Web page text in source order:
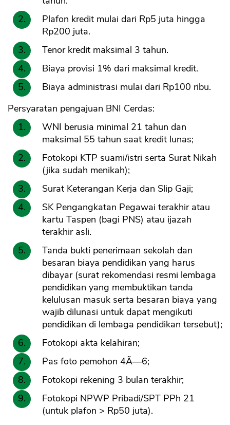
Plafon kredit mulai dari Rp5 juta hingga
Rp200 juta.
Tenor kredit maksimal 3 tahun.
Biaya provisi 1% dari maksimal kredit.
Biaya administrasi mulai dari Rp100 ribu.
Persyaratan pengajuan BNI Cerdas:
WNI berusia minimal 21 tahun dan
maksimal 55 tahun saat kredit lunas;
Fotokopi KTP suami/istri serta Surat Nikah
(jika sudah menikah);
Surat Keterangan Kerja dan Slip Gaji;
SK Pengangkatan Pegawai terakhir atau
kartu Taspen (bagi PNS) atau ijazah
terakhir asli.
Tanda bukti penerimaan sekolah dan
besaran biaya pendidikan yang harus
dibayar (surat rekomendasi resmi lembaga
pendidikan yang membuktikan tanda
kelulusan masuk serta besaran biaya yang
wajib dilunasi untuk dapat mengikuti
pendidikan di lembaga pendidikan tersebut);
Fotokopi akta kelahiran;
Pas foto pemohon 4Ã—6;
Fotokopi rekening 3 bulan terakhir;
Fotokopi NPWP Pribadi/SPT PPh 21
(untuk plafon > Rp50 juta).